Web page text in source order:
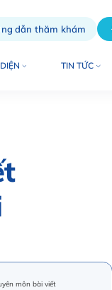
dẫn thăm khám
TIN TỨC
môn bài viết